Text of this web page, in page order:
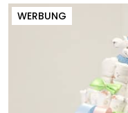
WERBUNG